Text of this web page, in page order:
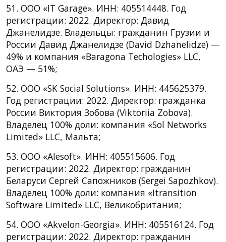
51. ООО «IT Garage». ИНН: 405514448. Год
регистрации: 2022. Директор: Давид
Джанелидзе. Владельцы: гражданин Грузии и
России Давид Джанелидзе (David Dzhanelidze) —
49% и компания «Baragona Techologies» LLC,
ОАЭ — 51%;
52. ООО «SK Social Solutions». ИНН: 445625379.
Год регистрации: 2022. Директор: гражданка
России Виктория Зобова (Viktoriia Zobova).
Владелец 100% доли: компания «Sol Networks
Limited» LLC, Мальта;
53. ООО «Alesoft». ИНН: 405515606. Год
регистрации: 2022. Директор: гражданин
Беларуси Сергей Сапожников (Sergei Sapozhkov).
Владелец 100% доли: компания «Itransition
Software Limited» LLC, Великобритания;
54. ООО «Akvelon-Georgia». ИНН: 405516124. Год
регистрации: 2022. Директор: гражданин